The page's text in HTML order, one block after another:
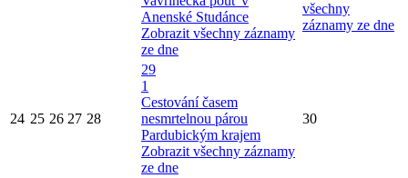
Anenské Studánce
Zobrazit všechny záznamy
ze dne
všechny
záznamy ze dne
24 25 26 27 28
29
1
Cestování časem
nesmrtelnou párou
Pardubickým krajem
Zobrazit všechny záznamy
ze dne
30